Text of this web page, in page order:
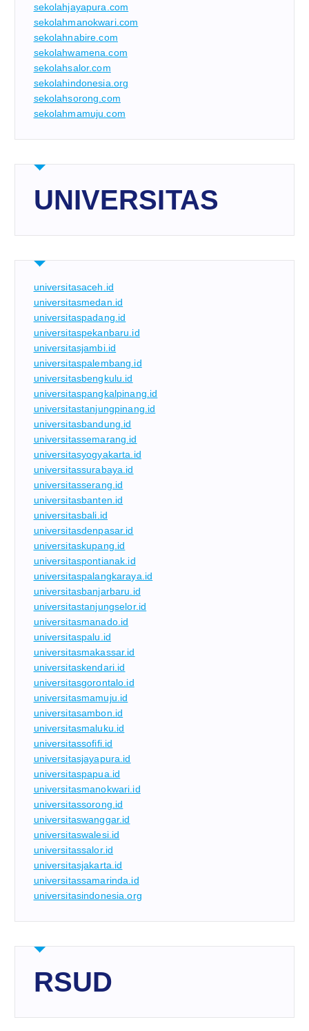
sekolahjayapura.com
sekolahmanokwari.com
sekolahnabire.com
sekolahwamena.com
sekolahsalor.com
sekolahindonesia.org
sekolahsorong.com
sekolahmamuju.com
UNIVERSITAS
universitasaceh.id
universitasmedan.id
universitaspadang.id
universitaspekanbaru.id
universitasjambi.id
universitaspalembang.id
universitasbengkulu.id
universitaspangkalpinang.id
universitastanjungpinang.id
universitasbandung.id
universitassemarang.id
universitasyogyakarta.id
universitassurabaya.id
universitasserang.id
universitasbanten.id
universitasbali.id
universitasdenpasar.id
universitaskupang.id
universitaspontianak.id
universitaspalangkaraya.id
universitasbanjarbaru.id
universitastanjungselor.id
universitasmanado.id
universitaspalu.id
universitasmakassar.id
universitaskendari.id
universitasgorontalo.id
universitasmamuju.id
universitasambon.id
universitasmaluku.id
universitassofifi.id
universitasjayapura.id
universitaspapua.id
universitasmanokwari.id
universitassorong.id
universitaswanggar.id
universitaswalesi.id
universitassalor.id
universitasjakarta.id
universitassamarinda.id
universitasindonesia.org
RSUD